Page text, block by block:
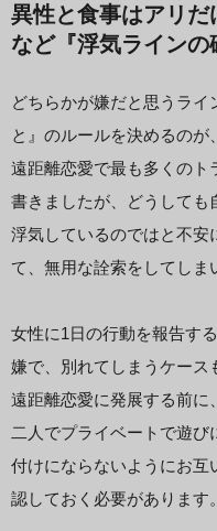
異性と食事はアリ
など『浮気ラインの
どちらかが嫌だと思うライ
と』のルールを決めるのが
遠距離恋愛で最も多くのト
書きましたが、どうしても
浮気しているのではと不安
て、無用な詮索をしてしま
女性に1日の行動を報告す
嫌で、別れてしまうケース
遠距離恋愛に発展する前に
二人でプライベートで遊
付けにならないようにお互
認しておく必要があります。